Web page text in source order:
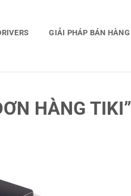
GIẢI PHÁP BÁN HÀNG
HÀNG TIKI”